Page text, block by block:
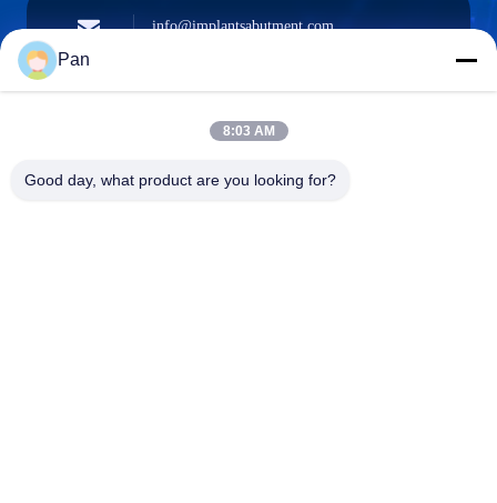
Email
info@implantsabutment.com
Telefon
Pan
8:03 AM
Good day, what product are you looking for?